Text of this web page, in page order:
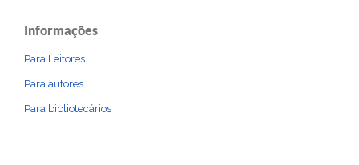
Informações
Para Leitores
Para autores
Para bibliotecários